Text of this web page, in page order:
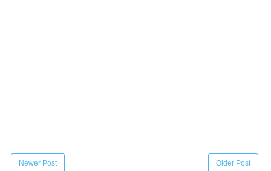
Newer Post Older Post